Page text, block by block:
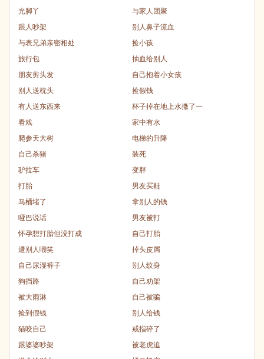
光脚丫
与家人团聚
跟人吵架
别人鼻子流血
与表兄弟亲密相处
捡小孩
旅行包
抽血给别人
朋友剪头发
自己抱着小女孩
别人送枕头
捡假钱
有人送东西来
杯子掉在地上水撒了一
看戏
家中有水
爬参天大树
电梯的升降
自己杀猪
装死
驴拉车
变胖
打胎
男友买鞋
马桶堵了
拿别人的钱
哑巴说话
男友被打
怀孕想打胎但没打成
自己打胎
遭别人嘲笑
掉头皮屑
自己尿湿裤子
别人纹身
狗挡路
自己劝架
被大雨淋
自己被骗
捡到假钱
别人给钱
猫咬自己
戒指碎了
跟婆婆吵架
被老虎追